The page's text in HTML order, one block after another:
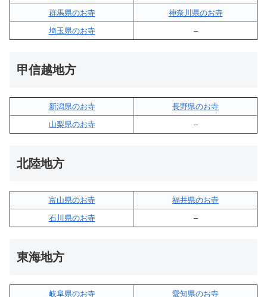
群馬県のお寺
神奈川県のお寺
埼玉県のお寺
–
甲信越地方
新潟県のお寺
長野県のお寺
山梨県のお寺
–
北陸地方
富山県のお寺
福井県のお寺
石川県のお寺
–
東海地方
岐阜県のお寺
愛知県のお寺